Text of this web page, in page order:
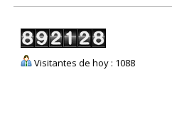
Visitantes de hoy : 1088